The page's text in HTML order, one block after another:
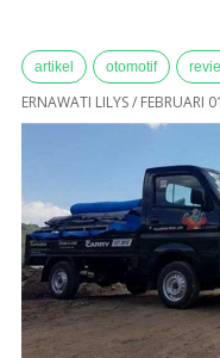
artikel otomotif
ERNAWATI LILYS/ FEBRUARI